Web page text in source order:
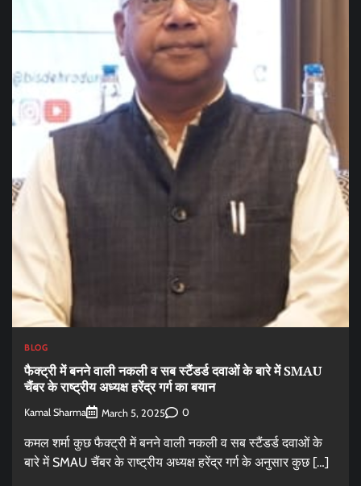
BLOG
फैक्ट्री में बनने वाली नकली व सब स्टैंडर्ड दवाओं के बारे में SMAU
चैंबर के राष्ट्रीय अध्यक्ष हरेंद्र गर्ग का बयान
Kamal Sharma March 5, 2025 0
कमल शर्मा कुछ फैक्ट्री में बनने वाली नकली व सब स्टैंडर्ड दवाओं के
बारे में SMAU चैंबर के राष्ट्रीय अध्यक्ष हरेंद्र गर्ग के अनुसार कुछ […]